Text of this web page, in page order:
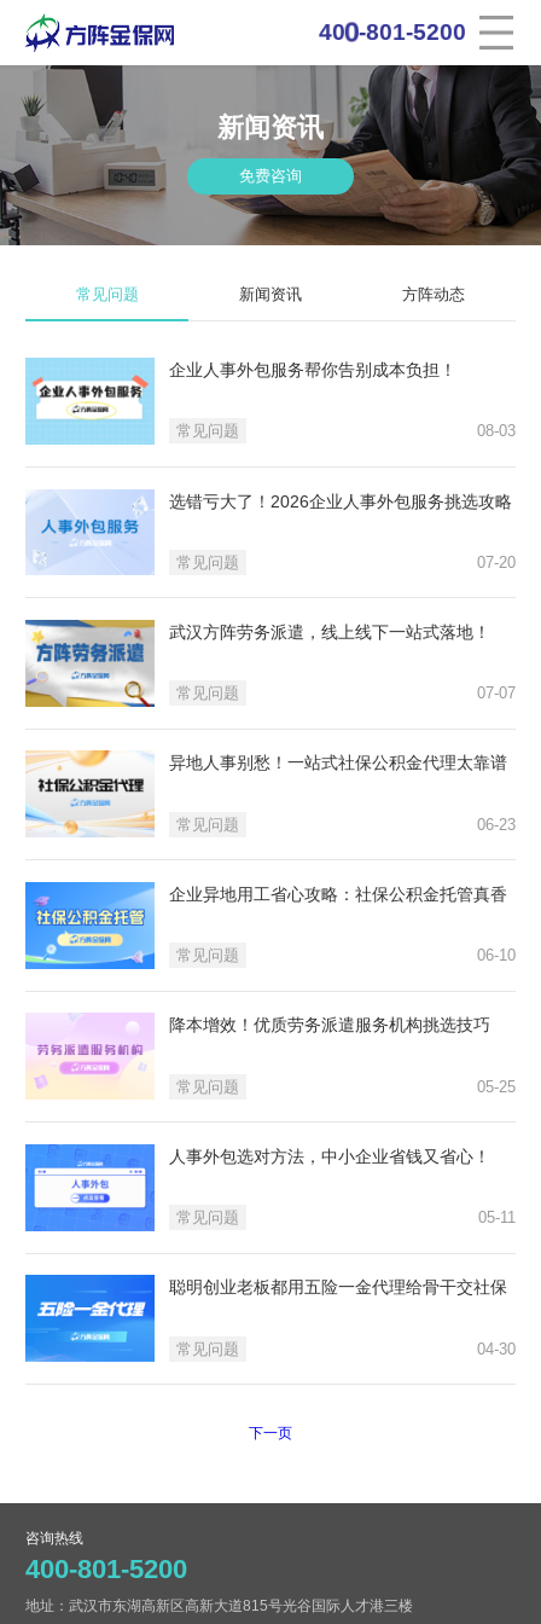
400-801-5200
新闻资讯
免费咨询
常见问题 新闻资讯 方阵动态
企业人事外包服务帮你告别成本负担！
08-03
常见问题
选错亏大了！2026企业人事外包服务挑选攻略
07-20
常见问题
武汉方阵劳务派遣，线上线下一站式落地！
07-07
常见问题
异地人事别愁！一站式社保公积金代理太靠谱
06-23
常见问题
企业异地用工省心攻略：社保公积金托管真香
06-10
常见问题
降本增效！优质劳务派遣服务机构挑选技巧
05-25
常见问题
人事外包选对方法，中小企业省钱又省心！
05-11
常见问题
聪明创业老板都用五险一金代理给骨干交社保
04-30
常见问题
下一页
咨询热线
400-801-5200
地址：武汉市东湖高新区高新大道815号光谷国际人才港三楼